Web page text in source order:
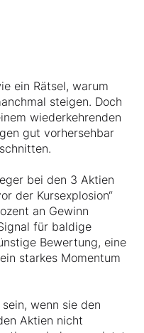
ein Rätsel, warum
steigen. Doch
wiederkehrenden
gut vorhersehbar
bei den 3 Aktien
der Kursexplosion“
an Gewinn
für baldige
Bewertung, eine
starkes Momentum
wenn sie den
Aktien nicht